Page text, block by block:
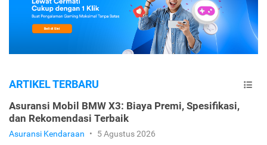
ARTIKEL TERBARU
Asuransi Mobil BMW X3: Biaya Premi, Spesifikasi,
dan Rekomendasi Terbaik
Asuransi Kendaraan • 5 Agustus 2026